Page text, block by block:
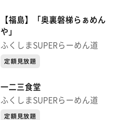
【福島】「奥裏磐梯らぁめん
や」
ふくしまSUPERらーめん道
定額見放題
一二三食堂
ふくしまSUPERらーめん道
定額見放題